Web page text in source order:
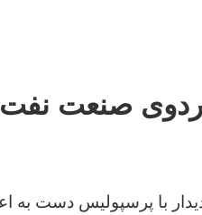
صنعت نفت
دیدار با پرسپولیس دست به